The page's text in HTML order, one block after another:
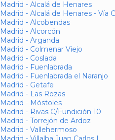
Madrid - Alcalá de Henares
Madrid - Alcalá de Henares - Vía
Madrid - Alcobendas
Madrid - Alcorcón
Madrid - Arganda
Madrid - Colmenar Viejo
Madrid - Coslada
Madrid - Fuenlabrada
Madrid - Fuenlabrada el Naranjo
Madrid - Getafe
Madrid - Las Rozas
Madrid - Móstoles
Madrid - Rivas C/Fundición 10
Madrid - Torrejón de Ardoz
Madrid - Vallehermoso